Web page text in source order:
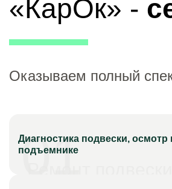
«КарОк» -
Оказываем полный
01
Диагностика подвески, осмотр
подъемнике